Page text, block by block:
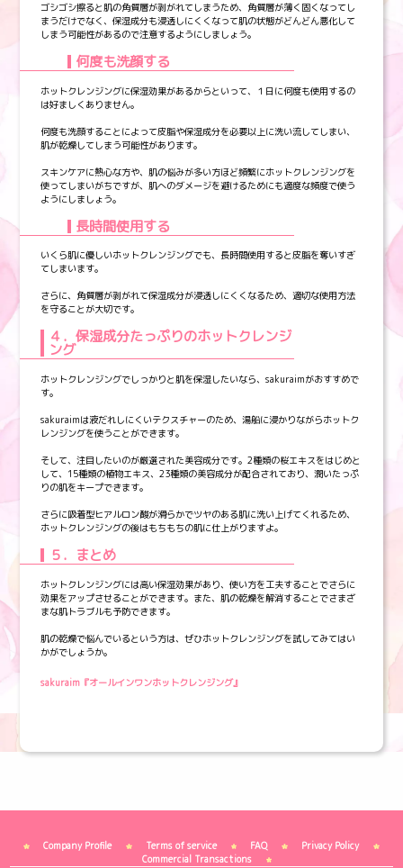
ゴシゴシ擦ると肌の角質層が剥がれてしまうため、角質層が薄く固くなってし
まうだけでなく、保湿成分も浸透しにくくなって肌の状態がどんどん悪化して
しまう可能性があるので注意するようにしましょう。
何度も洗顔する
ホットクレンジングに保湿効果があるからといって、１日に何度も使用するの
は好ましくありません。
何度も洗顔することによって皮脂や保湿成分を必要以上に洗い流してしまい、
肌が乾燥してしまう可能性があります。
スキンケアに熱心な方や、肌の悩みが多い方ほど頻繁にホットクレンジングを
使ってしまいがちですが、肌へのダメージを避けるためにも適度な頻度で使う
ようにしましょう。
長時間使用する
いくら肌に優しいホットクレンジングでも、長時間使用すると皮脂を奪いすぎ
てしまいます。
さらに、角質層が剥がれて保湿成分が浸透しにくくなるため、適切な使用方法
を守ることが大切です。
４．保湿成分たっぷりのホットクレンジ
ング
ホットクレンジングでしっかりと肌を保湿したいなら、sakuraimがおすすめで
す。
sakuraimは液だれしにくいテクスチャーのため、湯船に浸かりながらホットク
レンジングを使うことができます。
そして、注目したいのが厳選された美容成分です。2種類の桜エキスをはじめと
して、15種類の植物エキス、23種類の美容成分が配合されており、潤いたっぷ
りの肌をキープできます。
さらに吸着型ヒアルロン酸が滑らかでツヤのある肌に洗い上げてくれるため、
ホットクレンジングの後はもちもちの肌に仕上がりますよ。
５．まとめ
ホットクレンジングには高い保湿効果があり、使い方を工夫することでさらに
効果をアップさせることができます。また、肌の乾燥を解消することでさまざ
まな肌トラブルも予防できます。
肌の乾燥で悩んでいるという方は、ぜひホットクレンジングを試してみてはい
かがでしょうか。
sakuraim『オールインワンホットクレンジング』
Company Profile Terms of service FAQ
Privacy Policy
Commercial Transactions